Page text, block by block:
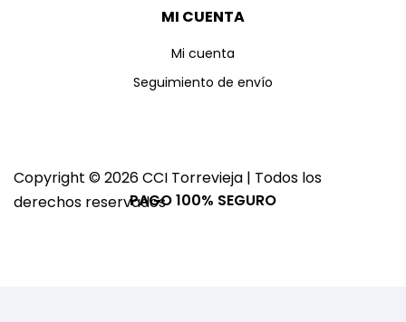
MI CUENTA
Mi cuenta
Seguimiento de envío
Copyright © 2026 CCI Torrevieja | Todos los
derechos reservadosPAGO 100% SEGURO